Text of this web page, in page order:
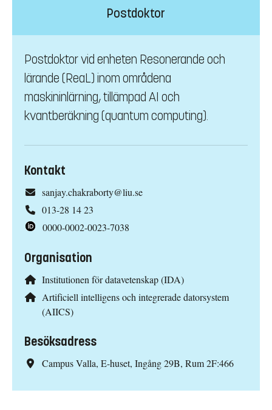
Postdoktor
Postdoktor vid enheten Resonerande och
lärande (ReaL) inom områdena
maskininlärning, tillämpad AI och
kvantberäkning (quantum computing).
Kontakt
sanjay.chakraborty@liu.se
013-28 14 23
0000-0002-0023-7038
Organisation
Institutionen för datavetenskap (IDA)
Artificiell intelligens och integrerade datorsystem
(AIICS)
Besöksadress
Campus Valla, E-huset, Ingång 29B, Rum 2F:466